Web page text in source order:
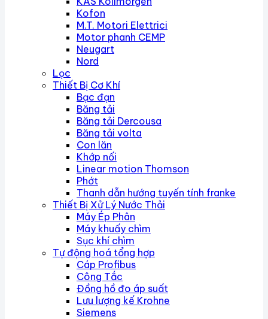
Kofon
M.T. Motori Elettrici
Motor phanh CEMP
Neugart
Nord
Lọc
Thiết Bị Cơ Khí
Bạc đạn
Băng tải
Băng tải Dercousa
Băng tải volta
Con lăn
Khớp nối
Linear motion Thomson
Phớt
Thanh dẫn hướng tuyến tính franke
Thiết Bị Xử Lý Nước Thải
Máy Ép Phân
Máy khuấy chìm
Sục khí chìm
Tự động hoá tổng hợp
Cáp Profibus
Công Tắc
Đồng hồ đo áp suất
Lưu lượng kế Krohne
Siemens